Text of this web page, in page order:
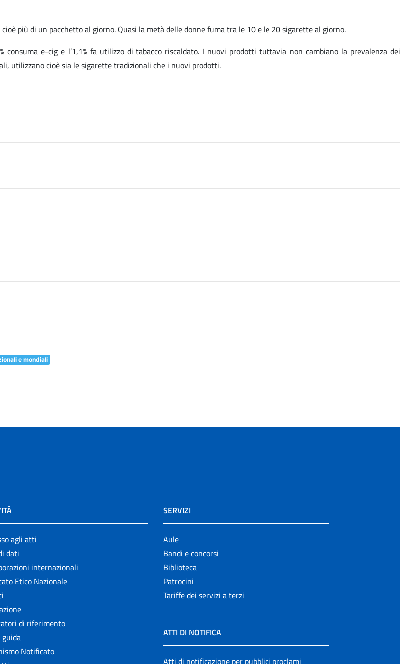
più di un pacchetto al giorno. Quasi la metà delle donne fuma tra le 10 e le 20 sigarette al giorno.
e-cig e l’1,1% fa utilizzo di tabacco riscaldato. I nuovi prodotti tuttavia non cambiano la prevalenza dei
utilizzano cioè sia le sigarette tradizionali che i nuovi prodotti.
e mondiali
agli atti
dati
internazionali
Etico Nazionale
di riferimento
guida
Notificato
SERVIZI
Aule
Bandi e concorsi
Biblioteca
Patrocini
Tariffe dei servizi a terzi
ATTI DI NOTIFICA
Atti di notificazione per pubblici proclami